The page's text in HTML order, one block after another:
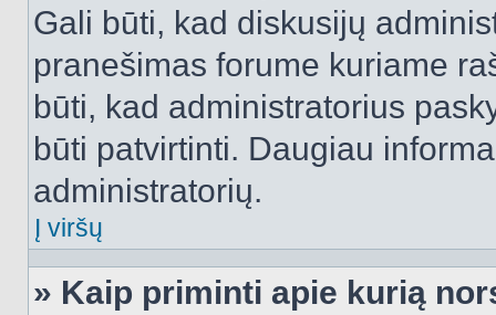
Gali būti, kad diskusijų
pranešimas forume kuriame
būti, kad administratorius
būti patvirtinti. Daugiau
administratorių.
Į viršų
» Kaip priminti apie kurią